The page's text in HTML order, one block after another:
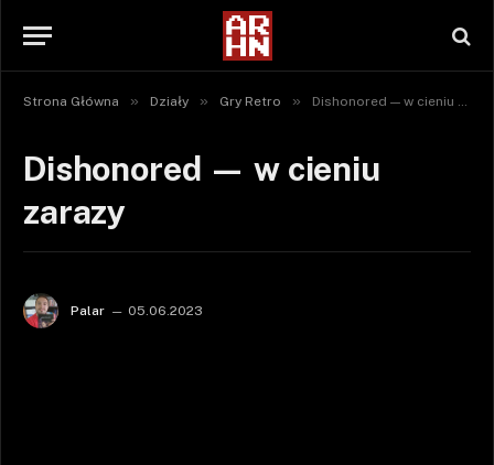
Strona Główna » Działy » Gry Retro » Dishonored — w cieniu zarazy
Dishonored — w cieniu
zarazy
Palar 05.06.2023